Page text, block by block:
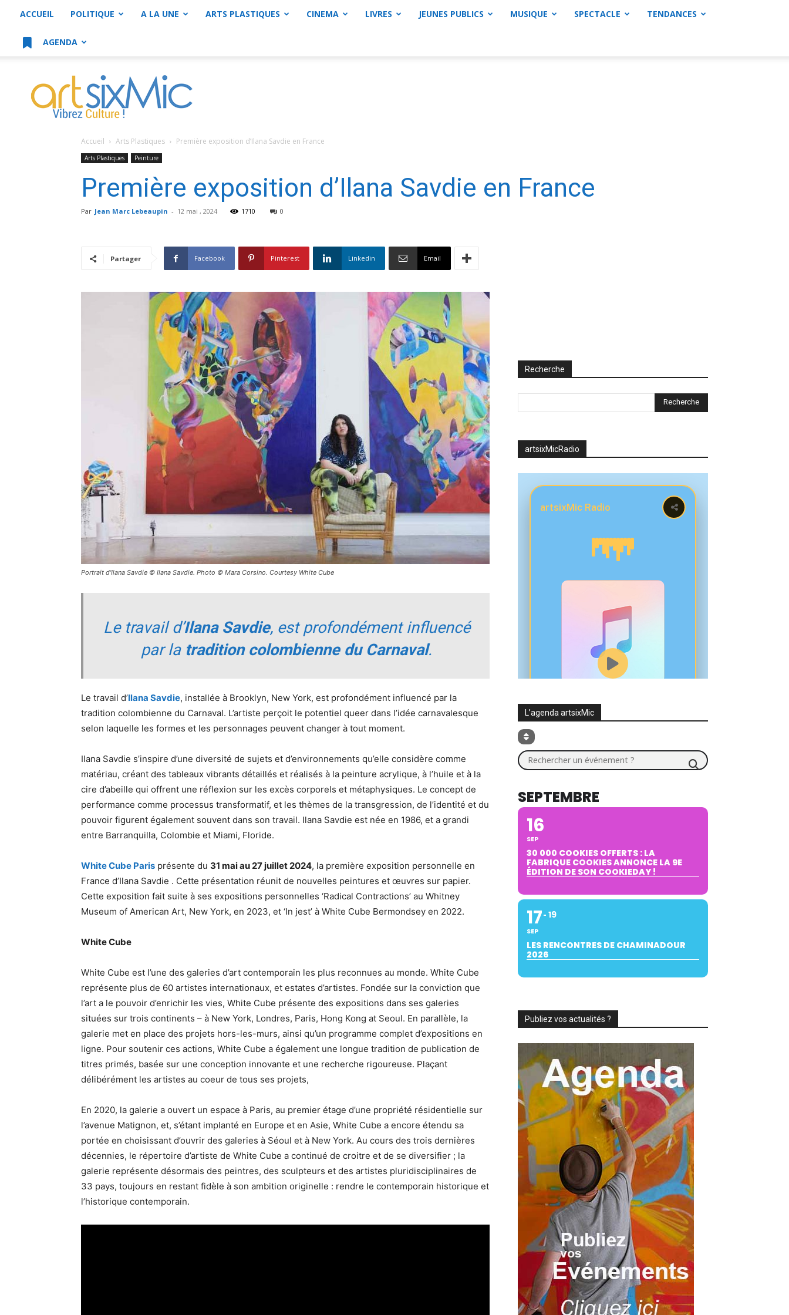
ACCUEIL POLITIQUE A LA UNE ARTS PLASTIQUES CINEMA LIVRES JEUNES PUBLICS MUSIQUE SPECTACLE TENDANCES
AGENDA
artsixMic
Accueil Arts Plastiques Première exposition d’Ilana Savdie en France
Arts Plastiques Peinture
Première exposition d’Ilana Savdie en France
Par Jean Marc Lebeaupin - 12 mai , 2024 1710 0
Partager Facebook Pinterest Linkedin Email
Portrait d'Ilana Savdie © Ilana Savdie. Photo © Mara Corsino. Courtesy White Cube
Le travail d’Ilana Savdie, est profondément influencé
par la tradition colombienne du Carnaval.
Le travail d’Ilana Savdie, installée à Brooklyn, New York, est profondément influencé par la
tradition colombienne du Carnaval. L’artiste perçoit le potentiel queer dans l’idée carnavalesque
selon laquelle les formes et les personnages peuvent changer à tout moment.
Ilana Savdie s’inspire d’une diversité de sujets et d’environnements qu’elle considère comme
matériau, créant des tableaux vibrants détaillés et réalisés à la peinture acrylique, à l’huile et à la
cire d’abeille qui offrent une réflexion sur les excès corporels et métaphysiques. Le concept de
performance comme processus transformatif, et les thèmes de la transgression, de l’identité et du
pouvoir figurent également souvent dans son travail. Ilana Savdie est née en 1986, et a grandi
entre Barranquilla, Colombie et Miami, Floride.
White Cube Paris présente du 31 mai au 27 juillet 2024, la première exposition personnelle en
France d’Ilana Savdie . Cette présentation réunit de nouvelles peintures et œuvres sur papier.
Cette exposition fait suite à ses expositions personnelles ‘Radical Contractions’ au Whitney
Museum of American Art, New York, en 2023, et ‘In jest’ à White Cube Bermondsey en 2022.
White Cube
White Cube est l’une des galeries d’art contemporain les plus reconnues au monde. White Cube
représente plus de 60 artistes internationaux, et estates d’artistes. Fondée sur la conviction que
l’art a le pouvoir d’enrichir les vies, White Cube présente des expositions dans ses galeries
situées sur trois continents – à New York, Londres, Paris, Hong Kong at Seoul. En parallèle, la
galerie met en place des projets hors-les-murs, ainsi qu’un programme complet d’expositions en
ligne. Pour soutenir ces actions, White Cube a également une longue tradition de publication de
titres primés, basée sur une conception innovante et une recherche rigoureuse. Plaçant
délibérément les artistes au coeur de tous ses projets,
En 2020, la galerie a ouvert un espace à Paris, au premier étage d’une propriété résidentielle sur
l’avenue Matignon, et, s’étant implanté en Europe et en Asie, White Cube a encore étendu sa
portée en choisissant d’ouvrir des galeries à Séoul et à New York. Au cours des trois dernières
décennies, le répertoire d’artiste de White Cube a continué de croitre et de se diversifier ; la
galerie représente désormais des peintres, des sculpteurs et des artistes pluridisciplinaires de
33 pays, toujours en restant fidèle à son ambition originelle : rendre le contemporain historique et
l’historique contemporain.
Recherche
artsixMicRadio
L’agenda artsixMic
Rechercher un événement ?
SEPTEMBRE
16
SEP
30 000 COOKIES OFFERTS : LA
FABRIQUE COOKIES ANNONCE LA 9E
ÉDITION DE SON COOKIEDAY !
17
SEP
19
LES RENCONTRES DE CHAMINADOUR
2026
Publiez vos actualités ?